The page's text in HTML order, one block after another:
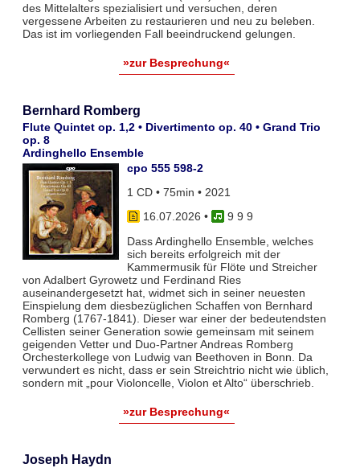
des Mittelalters spezialisiert und versuchen, deren
vergessene Arbeiten zu restaurieren und neu zu beleben.
Das ist im vorliegenden Fall beeindruckend gelungen.
»zur Besprechung«
Bernhard Romberg
Flute Quintet op. 1,2 • Divertimento op. 40 • Grand Trio
op. 8
Ardinghello Ensemble
cpo 555 598-2
1 CD • 75min • 2021
16.07.2026 •
9 9 9
Dass Ardinghello Ensemble, welches
sich bereits erfolgreich mit der
Kammermusik für Flöte und Streicher
von Adalbert Gyrowetz und Ferdinand Ries
auseinandergesetzt hat, widmet sich in seiner neuesten
Einspielung dem diesbezüglichen Schaffen von Bernhard
Romberg (1767-1841). Dieser war einer der bedeutendsten
Cellisten seiner Generation sowie gemeinsam mit seinem
geigenden Vetter und Duo-Partner Andreas Romberg
Orchesterkollege von Ludwig van Beethoven in Bonn. Da
verwundert es nicht, dass er sein Streichtrio nicht wie üblich,
sondern mit „pour Violoncelle, Violon et Alto“ überschrieb.
»zur Besprechung«
Joseph Haydn